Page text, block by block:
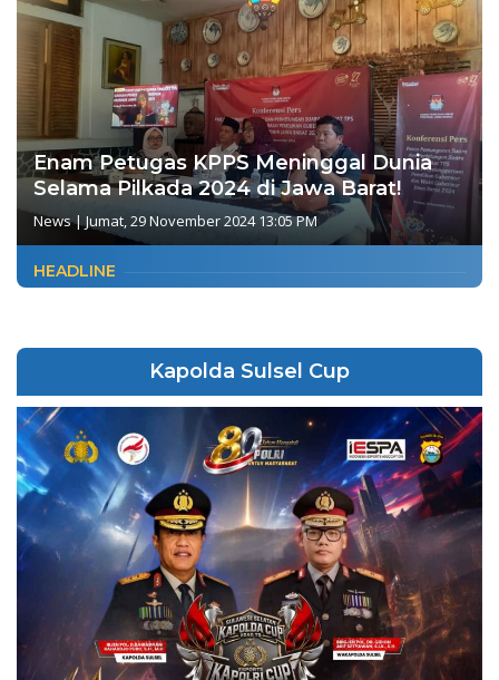
Enam Petugas KPPS Meninggal Dunia
Selama Pilkada 2024 di Jawa Barat!
News|Jumat, 29 November 2024 13:05 PM
HEADLINE
Kapolda Sulsel Cup